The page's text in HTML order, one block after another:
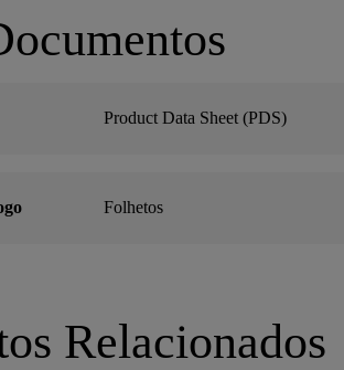
Product Data Sheet (PDS)
Folhetos
Relacionados